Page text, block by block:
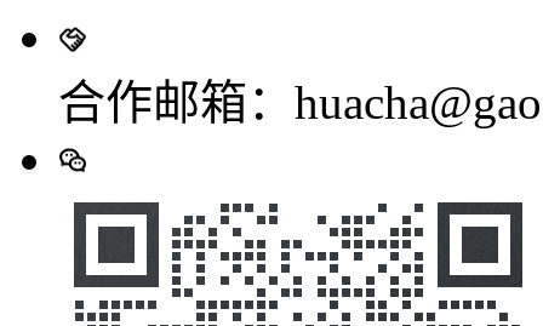
合作邮箱：